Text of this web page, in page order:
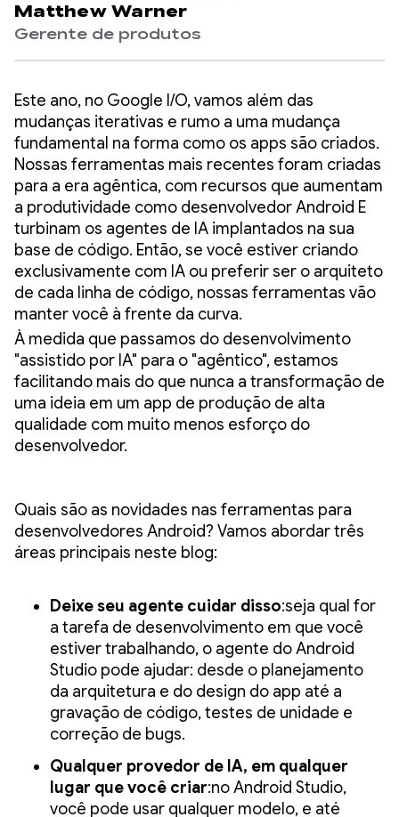
Matthew Warner
Gerente de produtos
Este ano, no Google I/O, vamos além das
mudanças iterativas e rumo a uma mudança
fundamental na forma como os apps são criados.
Nossas ferramentas mais recentes foram criadas
para a era agêntica, com recursos que aumentam
a produtividade como desenvolvedor Android E
turbinam os agentes de IA implantados na sua
base de código. Então, se você estiver criando
exclusivamente com IA ou preferir ser o arquiteto
de cada linha de código, nossas ferramentas vão
manter você à frente da curva.
À medida que passamos do desenvolvimento
"assistido por IA" para o "agêntico", estamos
facilitando mais do que nunca a transformação de
uma ideia em um app de produção de alta
qualidade com muito menos esforço do
desenvolvedor.
Quais são as novidades nas ferramentas para
desenvolvedores Android? Vamos abordar três
áreas principais neste blog:
Deixe seu agente cuidar disso:seja qual for
a tarefa de desenvolvimento em que você
estiver trabalhando, o agente do Android
Studio pode ajudar: desde o planejamento
da arquitetura e do design do app até a
gravação de código, testes de unidade e
correção de bugs.
Qualquer provedor de IA, em qualquer
lugar que você criar:no Android Studio,
você pode usar qualquer modelo, e até